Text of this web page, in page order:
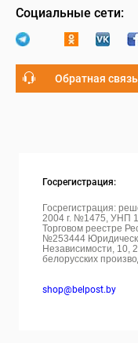
Социальные сети:
Обратная связь
Госрегистрация:
Госрегистрация:
2004 г. №1475, УНП
Торговом реестре
№253444
Независимости, 10,
белорусских
shop@belpost.by